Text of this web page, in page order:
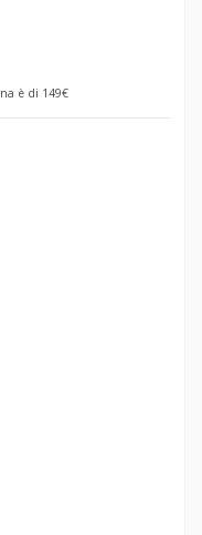
è di 149€